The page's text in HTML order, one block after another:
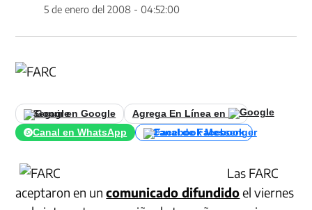
5 de enero del 2008 - 04:52:00
Seguir en Google
Agrega En Línea en
Canal en WhatsApp
Canal de Facebook
Las FARC
aceptaron en uncomunicado difundidoel viernes